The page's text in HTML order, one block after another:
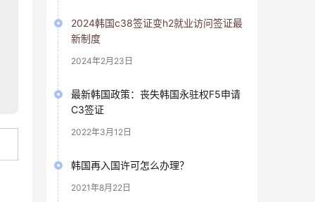
2024韩国c38签证变h2就业访问签证最
新制度
2024年2月23日
最新韩国政策：丧失韩国永驻权F5申请
C3签证
2022年3月12日
韩国再入国许可怎么办理？
2021年8月22日